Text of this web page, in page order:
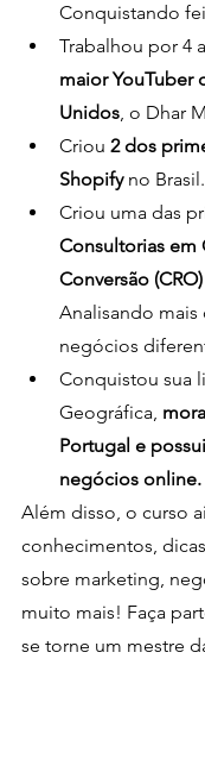
Conquistando
Trabalhou por 4
maior YouTuber
Unidos, o Dhar
Criou 2 dos
Shopify no Brasil.
Criou uma das
Consultorias em
Conversão
Analisando mais
negócios
Conquistou sua
Geográfica,
Portugal e
negócios online.
Além disso, o curso
conhecimentos,
sobre marketing,
muito mais! Faça
se torne um mestre